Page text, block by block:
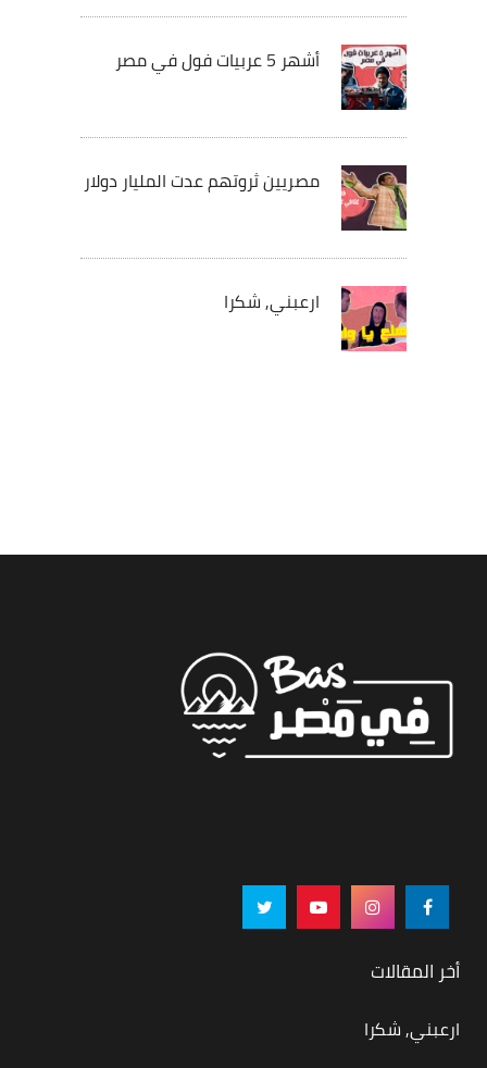
أشهر 5 عربيات فول في مصر
مصريين ثروتهم عدت المليار دولار
ارعبني, شكرا
أخر المقالات
ارعبني, شكرا